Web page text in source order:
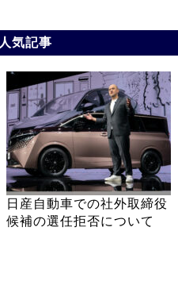
人気記事
日産自動車での社外取締役
候補の選任拒否について